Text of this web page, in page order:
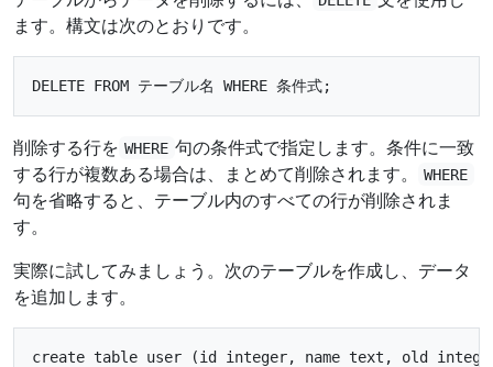
ます。構文は次のとおりです。
削除する行を WHERE 句の条件式で指定します。条件に一致
する行が複数ある場合は、まとめて削除されます。
WHERE
句を省略すると、テーブル内のすべての行が削除されま
す。
実際に試してみましょう。次のテーブルを作成し、データ
を追加します。